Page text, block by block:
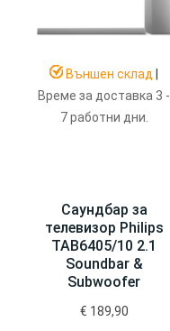
Външен склад
Време за доставка 3 -
7 работни дни.
Саундбар за
телевизор Philips
TAB6405/10 2.1
Soundbar &
Subwoofer
€ 189,90